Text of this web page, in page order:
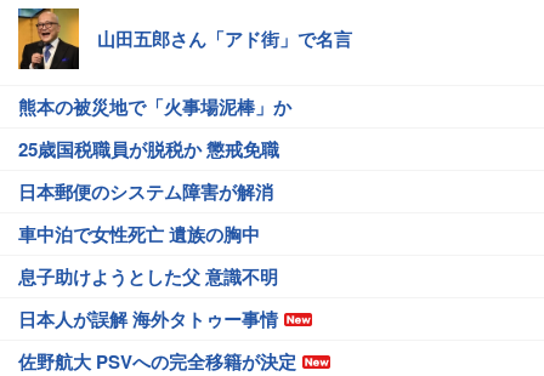
山田五郎さん「アド街」で名言
熊本の被災地で「火事場泥棒」か
25歳国税職員が脱税か 懲戒免職
日本郵便のシステム障害が解消
車中泊で女性死亡 遺族の胸中
息子助けようとした父 意識不明
日本人が誤解 海外タトゥー事情
佐野航大 PSVへの完全移籍が決定